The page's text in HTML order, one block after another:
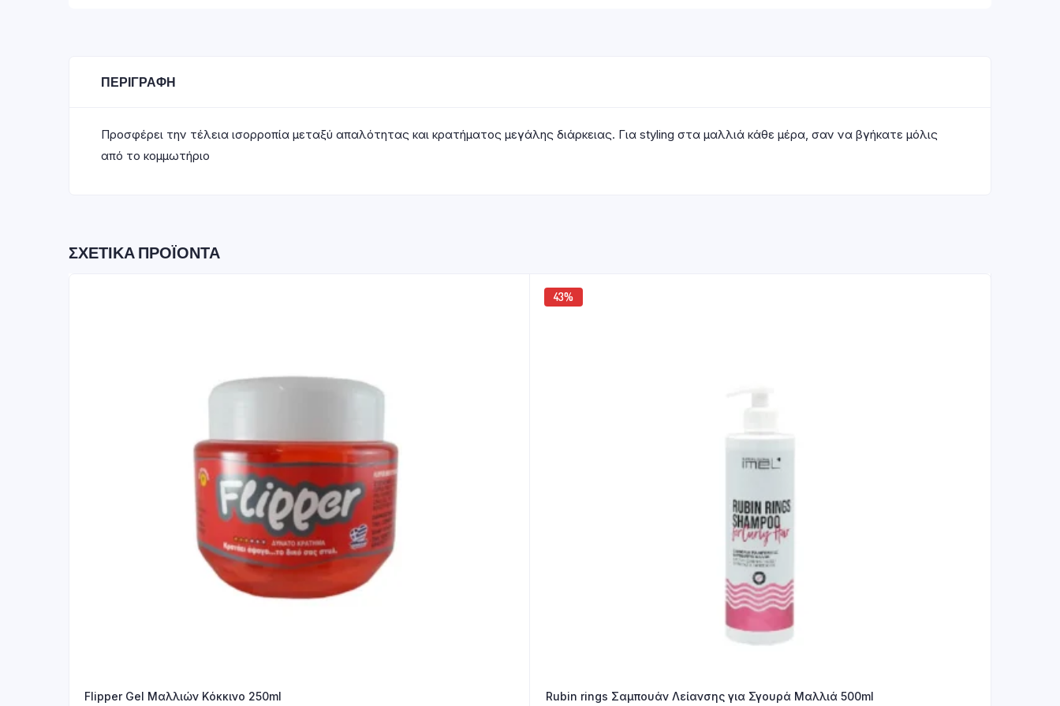
ΠΕΡΙΓΡΑΦΉ
Προσφέρει την τέλεια ισορροπία μεταξύ απαλότητας και κρατήματος μεγάλης διάρκειας. Για styling στα μαλλιά κάθε μέρα, σαν να βγήκατε μόλις
από το κομμωτήριο
ΣΧΕΤΙΚΆ ΠΡΟΪΌΝΤΑ
Flipper Gel Mαλλιών Kόκκινο 250ml
43%
Rubin rings Σαμπουάν Λείανσης για Σγουρά Μαλλιά 500ml